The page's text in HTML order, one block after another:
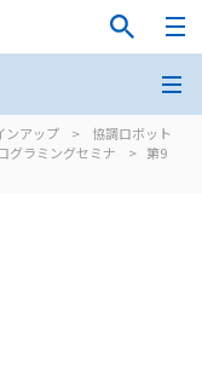
ンアップ >
協調ロボット
グラミングセミナ > 第9